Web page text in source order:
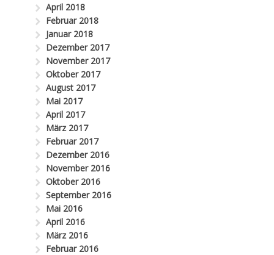
April 2018
Februar 2018
Januar 2018
Dezember 2017
November 2017
Oktober 2017
August 2017
Mai 2017
April 2017
März 2017
Februar 2017
Dezember 2016
November 2016
Oktober 2016
September 2016
Mai 2016
April 2016
März 2016
Februar 2016